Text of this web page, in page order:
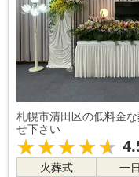
札幌市清田区の低料金
せ下さい
★★★★★
★★★★★
火葬式
一